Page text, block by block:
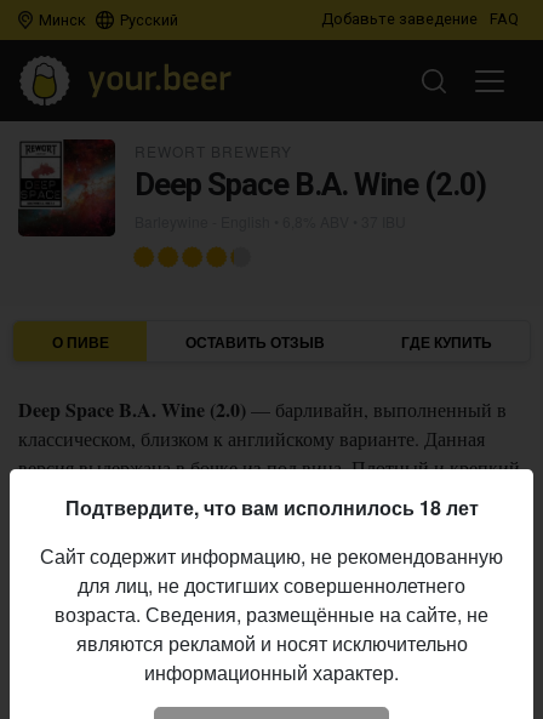
Минск Русский Добавьте заведение FAQ
Deep Space B.A. Wine (2.0)
О ПИВЕ ОСТАВИТЬ ОТЗЫВ ГДЕ КУПИТЬ
Deep Space B.A. Wine (2.0)— барливайн, выполненный в
классическом, близком к английскому варианте. Данная
версия выдержана в бочке из-под вина. Плотный и крепкий,
с выраженным винно-бочковым ароматом и согревающим
вкусом с пробивающимися алкогольными нотами.
Пивоварня:
Rewort Brewery
Стиль:
Barleywine - English
Плотность:
30,0%
6,8%
37 IBU
Подтвердите, что вам исполнилось 18 лет
Сайт содержит информацию, не рекомендованную
для лиц, не достигших совершеннолетнего
возраста. Сведения, размещённые на сайте, не
являются рекламой и носят исключительно
информационный характер.